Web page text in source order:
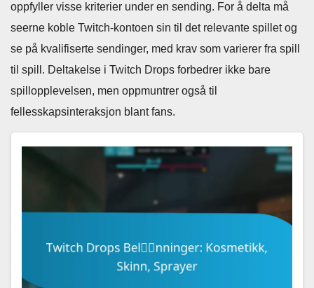
oppfyller visse kriterier under en sending. For å delta må
seerne koble Twitch-kontoen sin til det relevante spillet og
se på kvalifiserte sendinger, med krav som varierer fra spill
til spill. Deltakelse i Twitch Drops forbedrer ikke bare
spillopplevelsen, men oppmuntrer også til
fellesskapsinteraksjon blant fans.